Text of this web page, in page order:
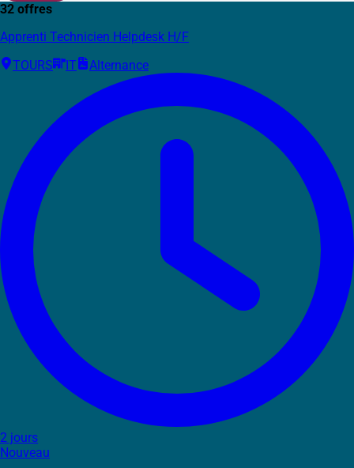
32 offres
Apprenti Technicien Helpdesk H/F
TOURS
IT Alternance
2 jours
Nouveau